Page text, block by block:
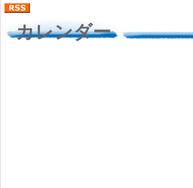
カレンダー